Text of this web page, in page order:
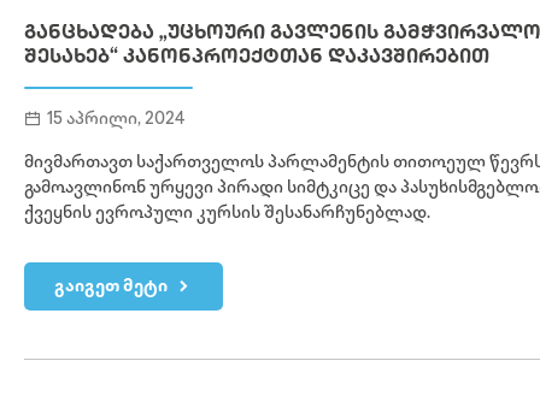
ᲒᲐᲜᲪᲮᲐᲓᲔᲑᲐ „ᲣᲪᲮᲝᲣᲠᲘ ᲒᲐᲕᲚᲔᲜᲘᲡ
ᲨᲔᲡᲐᲮᲔᲑ“ ᲙᲐᲜᲝᲜᲞᲠᲝᲔᲥᲢᲗᲐᲜ ᲓᲐᲙᲐᲕᲨᲘᲠᲔᲑᲘᲗ
15 აპრილი, 2024
მივმართავთ საქართველოს პარლამენტის თითოეულ
გამოავლინონ ურყევი პირადი სიმტკიცე და
ქვეყნის ევროპული კურსის შესანარჩუნებლად.
გაიგეთ მეტი